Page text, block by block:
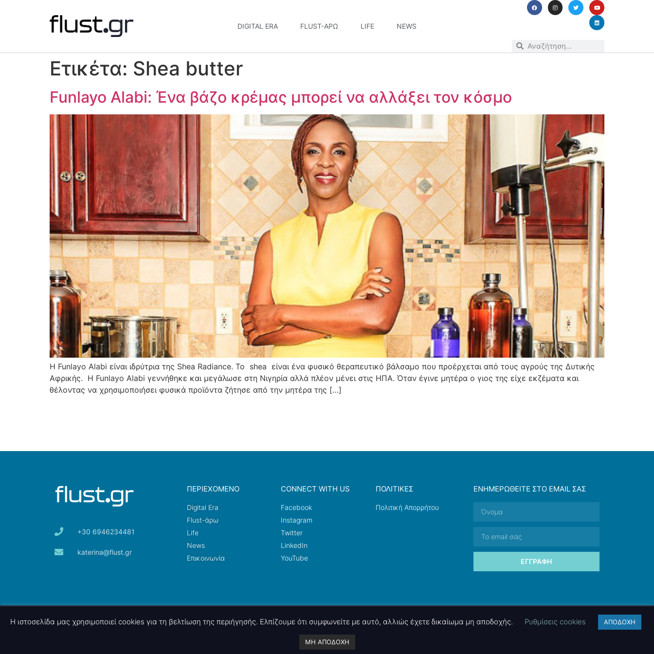
DIGITAL ERA FLUST-ΆΡΩ LIFE NEWS
Ετικέτα: Shea butter
Funlayo Alabi: Ένα βάζο κρέμας μπορεί να αλλάξει τον κόσμο
H Funlayo Alabi είναι ιδρύτρια της Shea Radiance. To shea είναι ένα φυσικό θεραπευτικό βάλσαμο που προέρχεται από τους αγρούς της Δυτικής
Αφρικής. H Funlayo Alabi γεννήθηκε και μεγάλωσε στη Νιγηρία αλλά πλέον μένει στις ΗΠΑ. Όταν έγινε μητέρα ο γιος της είχε εκζέματα και
θέλοντας να χρησιμοποιήσει φυσικά προϊόντα ζήτησε από την μητέρα της […]
+30 6946234481
katerina@flust.gr
ΠΕΡΙΕΧΟΜΕΝΟ
Digital Era
Flust-άρω
Life
News
Επικοινωνία
CONNECT WITH US
Facebook
Instagram
Twitter
LinkedIn
YouTube
ΠΟΛΙΤΙΚΕΣ
Πολιτική Απορρήτου
ΕΝΗΜΕΡΩΘΕΊΤΕ ΣΤΟ EMAIL ΣΑΣ
ΕΓΓΡΑΦΉ
© 2026 nettings, ltd. All rights reserved.
nettings, ltd . Powered by
Η ιστοσελίδα μας χρησιμοποιεί cookies για τη βελτίωση της περιήγησής. Ελπίζουμε ότι συμφωνείτε με αυτό, αλλιώς έχετε δικαίωμα μη αποδοχής. Ρυθμίσεις cookies ΑΠΟΔΟΧΗ
ΜΗ ΑΠΟΔΟΧΗ